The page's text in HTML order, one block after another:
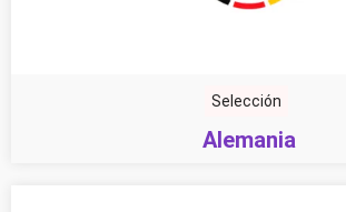
Selección
Alemania